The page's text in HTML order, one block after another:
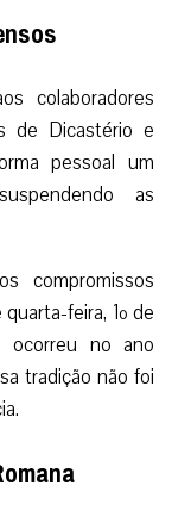
colaboradores
de Dicastério e
pessoal um
as
compromissos
feira, 1º de
ocorreu no ano
tradição não foi